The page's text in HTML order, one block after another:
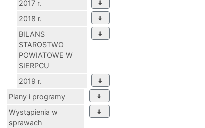
2017 r.
2018 r.
BILANS
STAROSTWO
POWIATOWE W
SIERPCU
2019 r.
Plany i programy
Wystąpienia w
sprawach